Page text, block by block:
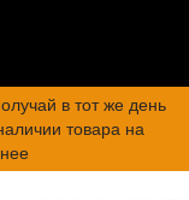
в тот же день
товара на